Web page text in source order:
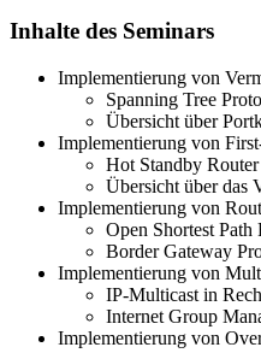
Inhalte des Seminars
Implementierung von
Spanning Tree
Übersicht über
Implementierung von
Hot Standby
Übersicht über das
Implementierung von
Open Shortest
Border Gateway
Implementierung von
IP-Multicast in
Internet Group
Implementierung von